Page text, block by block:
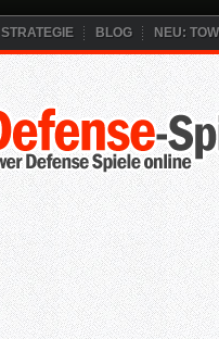
STRATEGIE BLOG NEU: